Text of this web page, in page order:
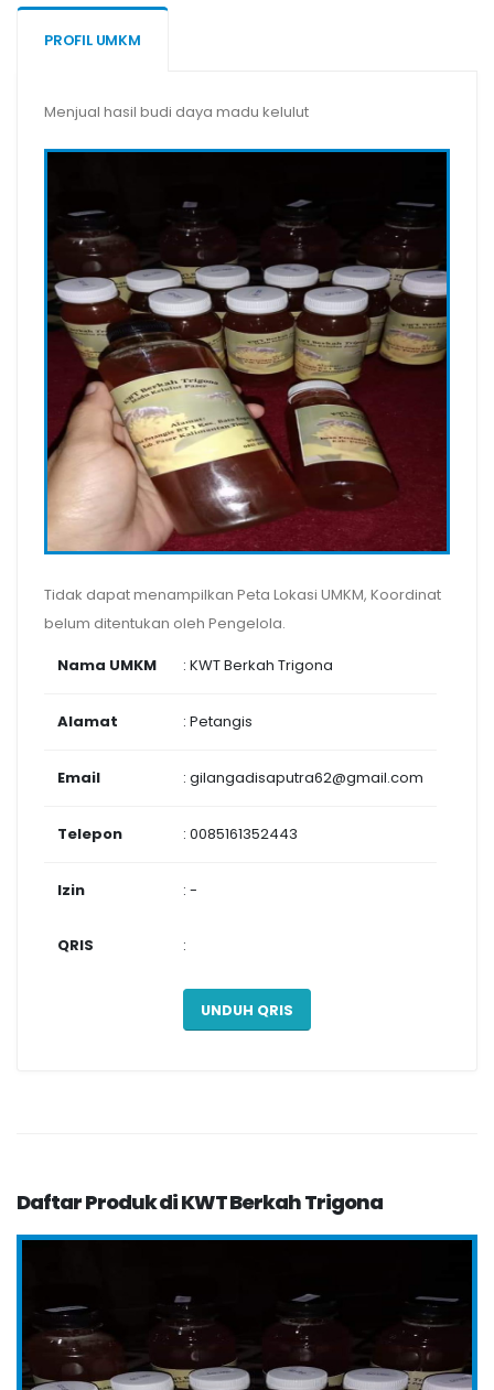
PROFIL UMKM
Menjual hasil budi daya madu kelulut
Tidak dapat menampilkan Peta Lokasi UMKM, Koordinat
belum ditentukan oleh Pengelola.
Nama UMKM
: KWT Berkah Trigona
Alamat : Petangis
Email : gilangadisaputra62@gmail.com
Telepon : 0085161352443
Izin : -
QRIS :
UNDUH QRIS
Daftar Produk di KWT Berkah Trigona